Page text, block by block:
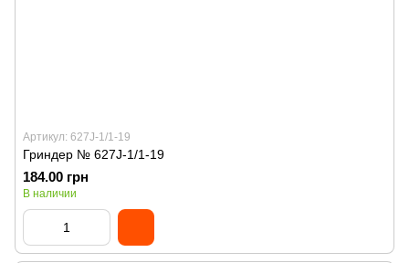
Артикул: 627J-1/1-19
Гриндер № 627J-1/1-19
184.00 грн
В наличии